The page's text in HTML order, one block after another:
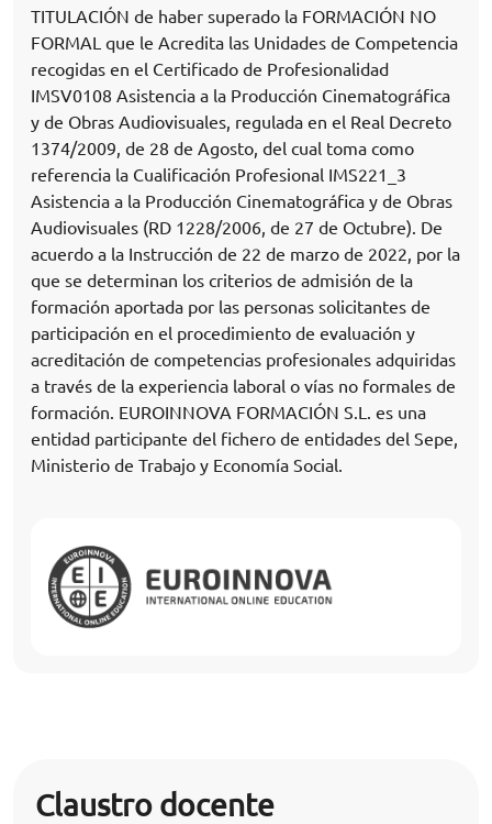
TITULACIÓN de haber superado la FORMACIÓN NO
FORMAL que le Acredita las Unidades de Competencia
recogidas en el Certificado de Profesionalidad
IMSV0108 Asistencia a la Producción Cinematográfica
y de Obras Audiovisuales, regulada en el Real Decreto
1374/2009, de 28 de Agosto, del cual toma como
referencia la Cualificación Profesional IMS221_3
Asistencia a la Producción Cinematográfica y de Obras
Audiovisuales (RD 1228/2006, de 27 de Octubre). De
acuerdo a la Instrucción de 22 de marzo de 2022, por la
que se determinan los criterios de admisión de la
formación aportada por las personas solicitantes de
participación en el procedimiento de evaluación y
acreditación de competencias profesionales adquiridas
a través de la experiencia laboral o vías no formales de
formación. EUROINNOVA FORMACIÓN S.L. es una
entidad participante del fichero de entidades del Sepe,
Ministerio de Trabajo y Economía Social.
Claustro docente